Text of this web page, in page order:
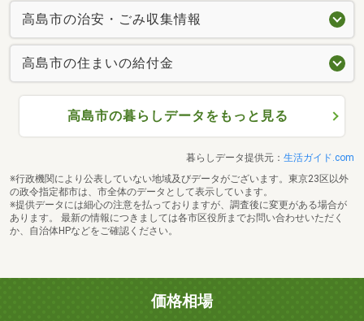
高島市の治安・ごみ収集情報
高島市の住まいの給付金
高島市の暮らしデータをもっと見る
暮らしデータ提供元： 生活ガイド.com
※行政機関により公表していない地域及びデータがございます。東京23区以外
の政令指定都市は、市全体のデータとして表示しています。
※提供データには細心の注意を払っておりますが、調査後に変更がある場合が
あります。 最新の情報につきましては各市区役所までお問い合わせいただく
か、自治体HPなどをご確認ください。
価格相場